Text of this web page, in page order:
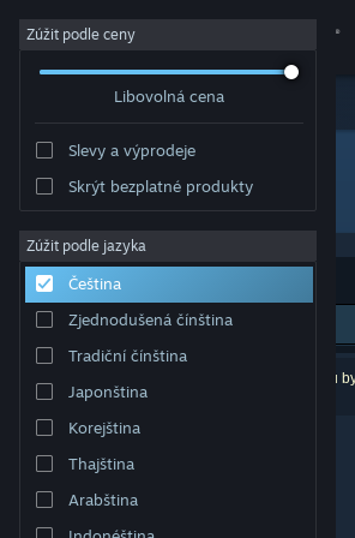
Přihlásit se
Komunita
Informace
Podpora
Změnit jazyk
Mobilní aplikace služby Steam
Desktopová verze stránky
Zúžit podle ceny
Libovolná cena
Slevy a výprodeje
Skrýt bezplatné produkty
Zúžit podle jazyka
Čeština
Zjednodušená čínština
Tradiční čínština
Japonština
Korejština
Thajština
Arabština
Vydavatel: Spawn Digital
Seřadit podle
Vašemu zadání odpovídá 0 výsledků. 4 produktů
předvoleb vyloučeno z výsledků vyhledávání.